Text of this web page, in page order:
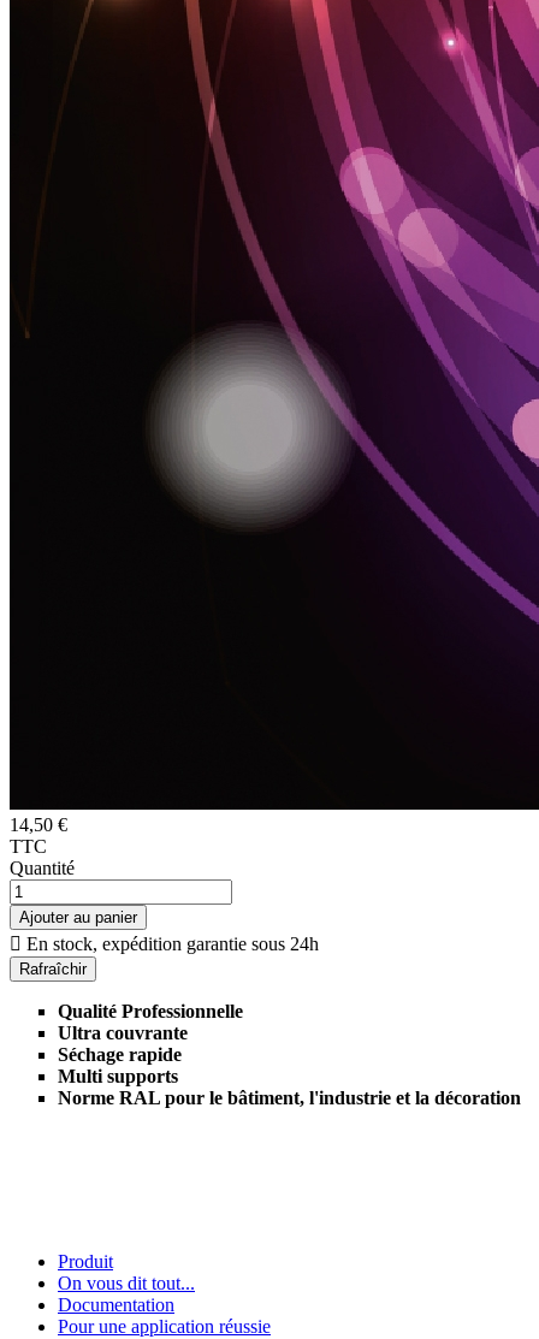
14,50 €
TTC
Quantité
Ajouter au panier
 En stock, expédition garantie sous 24h
Qualité Professionnelle
Ultra couvrante
Séchage rapide
Multi supports
Norme RAL pour le bâtiment, l'industrie et la décoration
Produit
On vous dit tout...
Documentation
Pour une application réussie